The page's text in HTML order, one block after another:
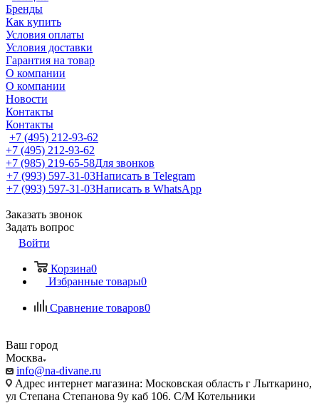
Бренды
Как купить
Условия оплаты
Условия доставки
Гарантия на товар
О компании
О компании
Новости
Контакты
Контакты
+7 (495) 212-93-62
+7 (495) 212-93-62
+7 (985) 219-65-58Для звонков
+7 (993) 597-31-03Написать в Telegram
+7 (993) 597-31-03Написать в WhatsApp
Заказать звонок
Задать вопрос
Войти
Корзина0
Избранные товары0
Сравнение товаров0
Ваш город
Москва
info@na-divane.ru
Адрес интернет магазина: Московская область г Лыткарино,
ул Степана Степанова 9у каб 106. С/М Котельники